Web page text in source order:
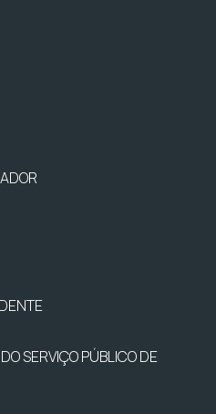
SERVIÇO PÚBLICO DE